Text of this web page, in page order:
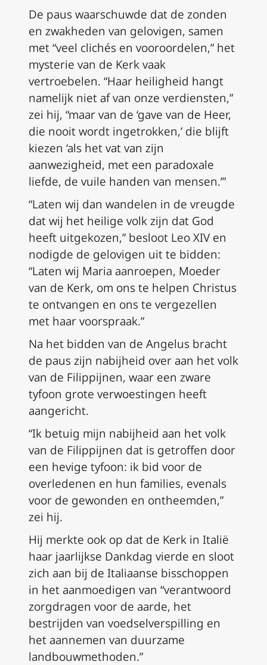
De paus waarschuwde dat de zonden
en zwakheden van gelovigen, samen
met “veel clichés en vooroordelen,” het
mysterie van de Kerk vaak
vertroebelen. “Haar heiligheid hangt
namelijk niet af van onze verdiensten,”
zei hij, “maar van de ‘gave van de Heer,
die nooit wordt ingetrokken,’ die blijft
kiezen ‘als het vat van zijn
aanwezigheid, met een paradoxale
liefde, de vuile handen van mensen.’”
“Laten wij dan wandelen in de vreugde
dat wij het heilige volk zijn dat God
heeft uitgekozen,” besloot Leo XIV en
nodigde de gelovigen uit te bidden:
“Laten wij Maria aanroepen, Moeder
van de Kerk, om ons te helpen Christus
te ontvangen en ons te vergezellen
met haar voorspraak.”
Na het bidden van de Angelus bracht
de paus zijn nabijheid over aan het volk
van de Filippijnen, waar een zware
tyfoon grote verwoestingen heeft
aangericht.
“Ik betuig mijn nabijheid aan het volk
van de Filippijnen dat is getroffen door
een hevige tyfoon: ik bid voor de
overledenen en hun families, evenals
voor de gewonden en ontheemden,”
zei hij.
Hij merkte ook op dat de Kerk in Italië
haar jaarlijkse Dankdag vierde en sloot
zich aan bij de Italiaanse bisschoppen
in het aanmoedigen van “verantwoord
zorgdragen voor de aarde, het
bestrijden van voedselverspilling en
het aannemen van duurzame
landbouwmethoden.”